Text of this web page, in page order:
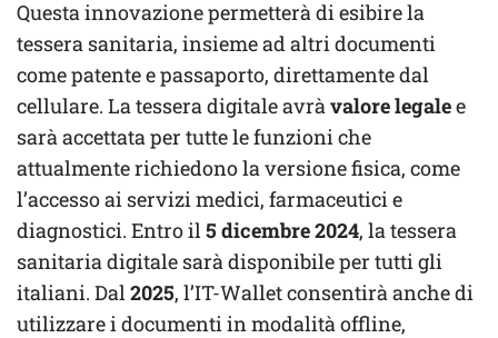
Questa innovazione permetterà di esibire la
tessera sanitaria, insieme ad altri documenti
come patente e passaporto, direttamente dal
cellulare. La tessera digitale avrà valore legalee
sarà accettata per tutte le funzioni che
attualmente richiedono la versione fisica, come
l’accesso ai servizi medici, farmaceutici e
diagnostici. Entro il 5 dicembre 2024, la tessera
sanitaria digitale sarà disponibile per tutti gli
italiani. Dal 2025, l’IT-Wallet consentirà anche di
utilizzare i documenti in modalità offline,